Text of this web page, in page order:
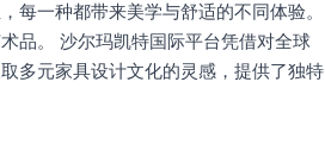
每一种都带来美学与舒适的不同体验。
品。 沙尔玛凯特国际平台凭借对全球
多元家具设计文化的灵感，提供了独特